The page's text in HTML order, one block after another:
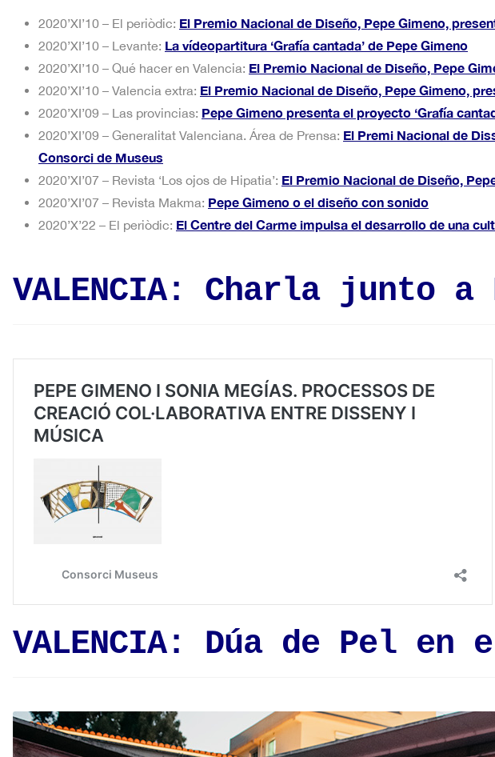
2020’XI’10 – El periòdic: El Premio Nacional de Diseño, Pepe Gimeno,
2020’XI’10 – Levante: La vídeopartitura ‘Grafía cantada’ de Pepe Gimeno
2020’XI’10 – Qué hacer en Valencia: El Premio Nacional de Diseño, Pepe
2020’XI’10 – Valencia extra: El Premio Nacional de Diseño, Pepe Gimeno,
2020’XI’09 – Las provincias: Pepe Gimeno presenta el proyecto ‘Grafía
2020’XI’09 – Generalitat Valenciana. Área de Prensa: El Premi Nacional de
Consorci de Museus
2020’XI’07 – Revista ‘Los ojos de Hipatia’: El Premio Nacional de Diseño,
2020’XI’07 – Revista Makma: Pepe Gimeno o el diseño con sonido
2020’X’22 – El periòdic: El Centre del Carme impulsa el desarrollo de una
VALENCIA: Charla junto a
VALENCIA: Dúa de Pel